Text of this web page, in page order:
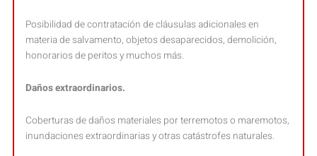
Posibilidad de contratación de cláusulas adicionales en
materia de salvamento, objetos desaparecidos, demolición,
honorarios de peritos y muchos más.
Daños extraordinarios.
Coberturas de daños materiales por terremotos o maremotos,
inundaciones extraordinarias y otras catástrofes naturales.